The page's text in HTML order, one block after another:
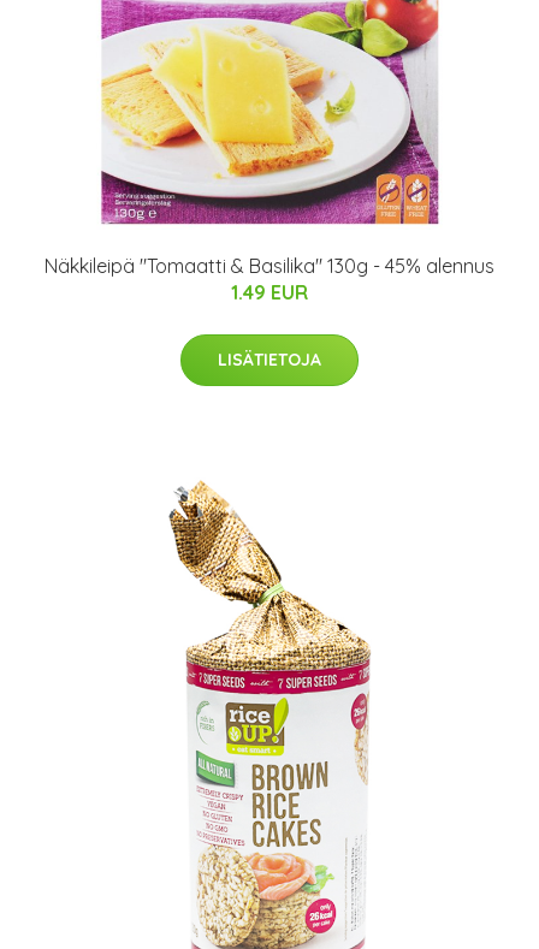
Näkkileipä "Tomaatti & Basilika" 130g - 45% alennus
1.49 EUR
LISÄTIETOJA